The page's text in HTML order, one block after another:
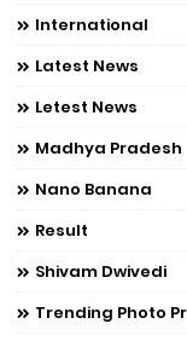
International
Latest News
Letest News
Madhya Pradesh
Nano Banana
Result
Shivam Dwivedi
Trending Photo